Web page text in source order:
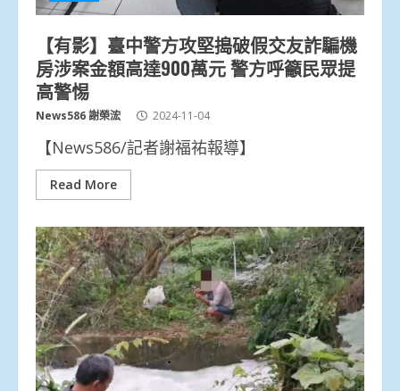
【有影】臺中警方攻堅搗破假交友詐騙機
房涉案金額高達900萬元 警方呼籲民眾提
高警惕
News586 謝榮浤 2024-11-04
【News586/記者謝福祐報導】
Read More